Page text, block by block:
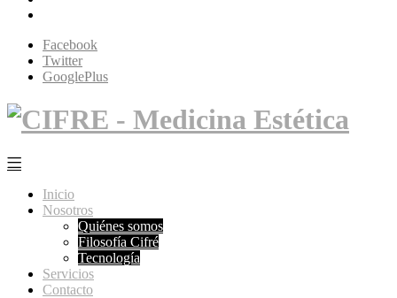
Facebook
Twitter
GooglePlus
Inicio
Nosotros
Quiénes somos
Filosofía Cifré
Tecnología
Servicios
Contacto